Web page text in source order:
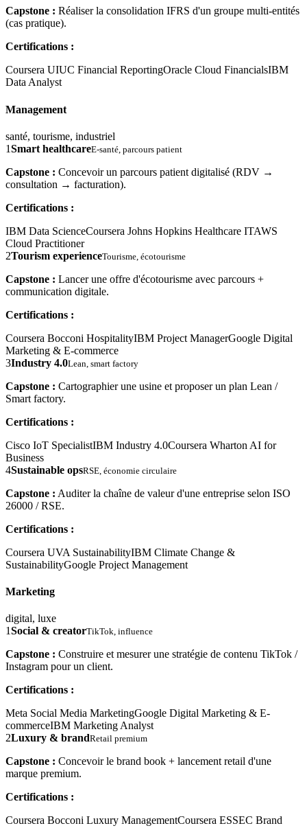
Capstone : Réaliser la consolidation IFRS d'un groupe multi-entités
(cas pratique).
Certifications :
Coursera UIUC Financial ReportingOracle Cloud FinancialsIBM
Data Analyst
Management
santé, tourisme, industriel
1Smart healthcareE-santé, parcours patient
Capstone : Concevoir un parcours patient digitalisé (RDV →
consultation → facturation).
Certifications :
IBM Data ScienceCoursera Johns Hopkins Healthcare ITAWS
Cloud Practitioner
2Tourism experienceTourisme, écotourisme
Capstone : Lancer une offre d'écotourisme avec parcours +
communication digitale.
Certifications :
Coursera Bocconi HospitalityIBM Project ManagerGoogle Digital
Marketing & E-commerce
3Industry 4.0Lean, smart factory
Capstone : Cartographier une usine et proposer un plan Lean /
Smart factory.
Certifications :
Cisco IoT SpecialistIBM Industry 4.0Coursera Wharton AI for
Business
4Sustainable opsRSE, économie circulaire
Capstone : Auditer la chaîne de valeur d'une entreprise selon ISO
26000 / RSE.
Certifications :
Coursera UVA SustainabilityIBM Climate Change &
SustainabilityGoogle Project Management
Marketing
digital, luxe
1Social & creatorTikTok, influence
Capstone : Construire et mesurer une stratégie de contenu TikTok /
Instagram pour un client.
Certifications :
Meta Social Media MarketingGoogle Digital Marketing & E-
commerceIBM Marketing Analyst
2Luxury & brandRetail premium
Capstone : Concevoir le brand book + lancement retail d'une
marque premium.
Certifications :
Coursera Bocconi Luxury ManagementCoursera ESSEC Brand